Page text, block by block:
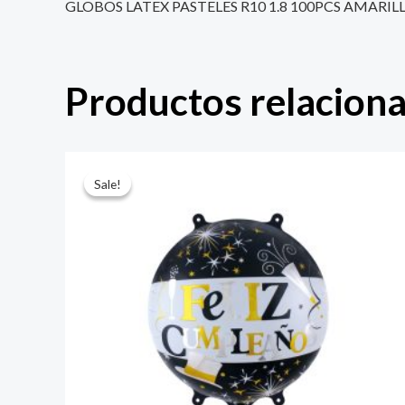
GLOBOS LATEX PASTELES R10 1.8 100PCS
Productos
Sale!
Sale!precio
original
$ 2.800.